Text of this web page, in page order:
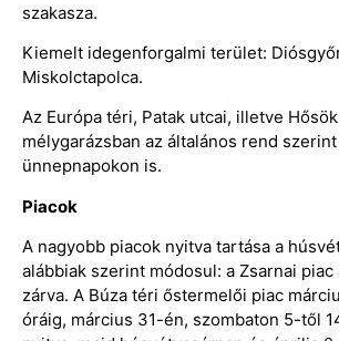
szakasza.
Kiemelt idegenforgalmi terület:
Miskolctapolca.
Az Európa téri, Patak utcai, illetve
mélygarázsban az általános rend
ünnepnapokon is.
Piacok
A nagyobb piacok nyitva tartása a
alábbiak szerint módosul: a Zsarnai
zárva. A Búza téri őstermelői piac
óráig, március 31-én, szombaton 5-től